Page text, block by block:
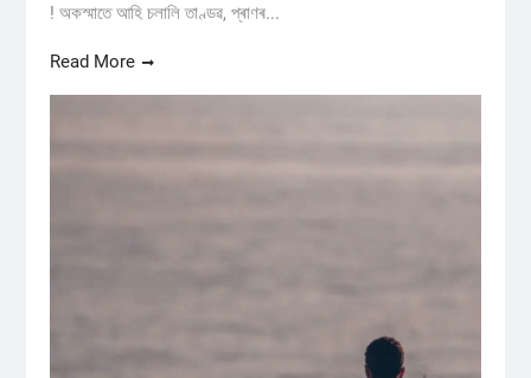
! অকস্মাতে আহি চলালি তাণ্ডৱ, প্ৰাণৰ...
Read More